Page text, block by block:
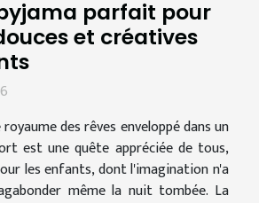
parfait pour
et créatives
des rêves enveloppé dans un
est une quête appréciée de tous,
les enfants, dont l'imagination n'a
même la nuit tombée. La